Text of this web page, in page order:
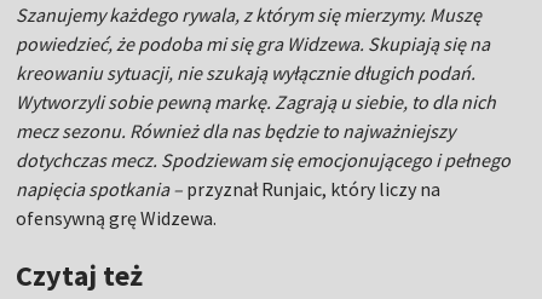
Szanujemy każdego rywala, z którym się mierzymy. Muszę
powiedzieć, że podoba mi się gra Widzewa. Skupiają się na
kreowaniu sytuacji, nie szukają wyłącznie długich podań.
Wytworzyli sobie pewną markę. Zagrają u siebie, to dla nich
mecz sezonu. Również dla nas będzie to najważniejszy
dotychczas mecz. Spodziewam się emocjonującego i pełnego
napięcia spotkania – przyznał Runjaic, który liczy na
ofensywną grę Widzewa.
Czytaj też